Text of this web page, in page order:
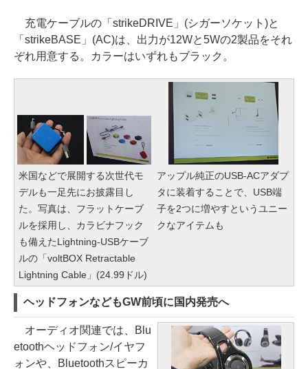
充電ケーブルの「strikeDRIVE」(シガーソケット)と
「strikeBASE」(AC)は、出力が12Wと5Wの2製品をそれ
ぞれ用意する。カラーはいずれもブラック。
米国などで展開する次世代モ
デルも一足先にお披露目し
た。写真は、フラットケーブ
ルを採用し、カラビナフック
も備えたLightning-USBケーブ
ルの「voltBOX Retractable
Lightning Cable」(24.99ドル)
アップル純正のUSB-ACアダプ
タに装着することで、USB端
子を2つに増やすというユニー
クなアイテムも
ヘッドフォンなどもGW前頃に国内発売へ
オーディオ関連では、Blu
etoothヘッドフォン/イヤフ
ォンや、Bluetoothスピーカ